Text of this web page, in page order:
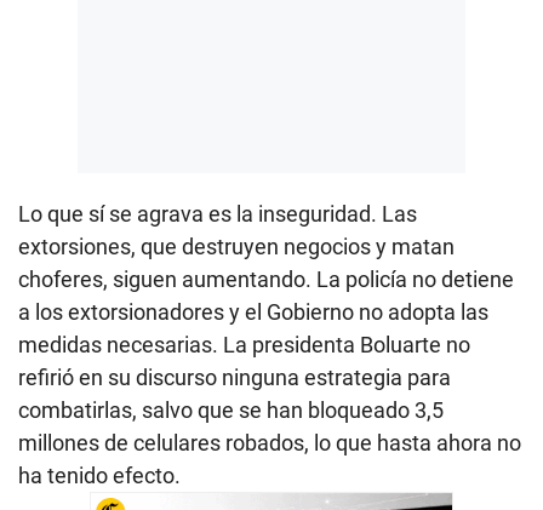
Lo que sí se agrava es la inseguridad. Las
extorsiones, que destruyen negocios y matan
choferes, siguen aumentando. La policía no detiene
a los extorsionadores y el Gobierno no adopta las
medidas necesarias. La presidenta Boluarte no
refirió en su discurso ninguna estrategia para
combatirlas, salvo que se han bloqueado 3,5
millones de celulares robados, lo que hasta ahora no
ha tenido efecto.